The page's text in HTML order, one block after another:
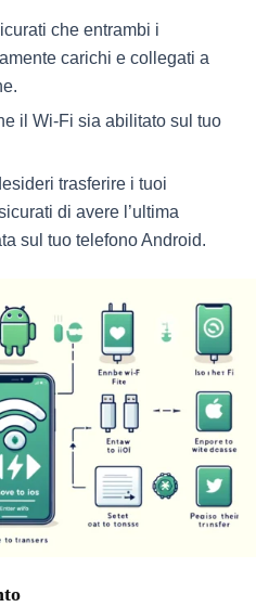
che entrambi i
carichi e collegati a
il Wi-Fi sia abilitato sul tuo
trasferire i tuoi
di avere l’ultima
sul tuo telefono Android.